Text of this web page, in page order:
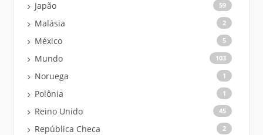
Japão 59
Malásia 2
México 5
Mundo 103
Noruega 1
Polônia 1
Reino Unido 45
República Checa 2